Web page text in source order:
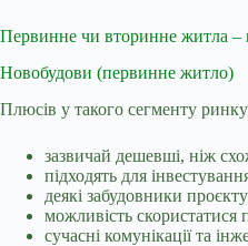
Первинне чи вторинне житла –
Новобудови (первинне житло)
Плюсів у такого сегменту
зазвичай дешевші, ніж
підходять для
деякі забудовники
можливість скористатися
сучасні комунікації та